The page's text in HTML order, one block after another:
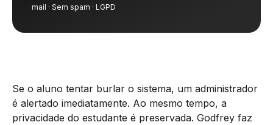
mail · Sem spam · LGPD
Se o aluno tentar burlar o sistema, um administrador
é alertado imediatamente. Ao mesmo tempo, a
privacidade do estudante é preservada. Godfrey faz